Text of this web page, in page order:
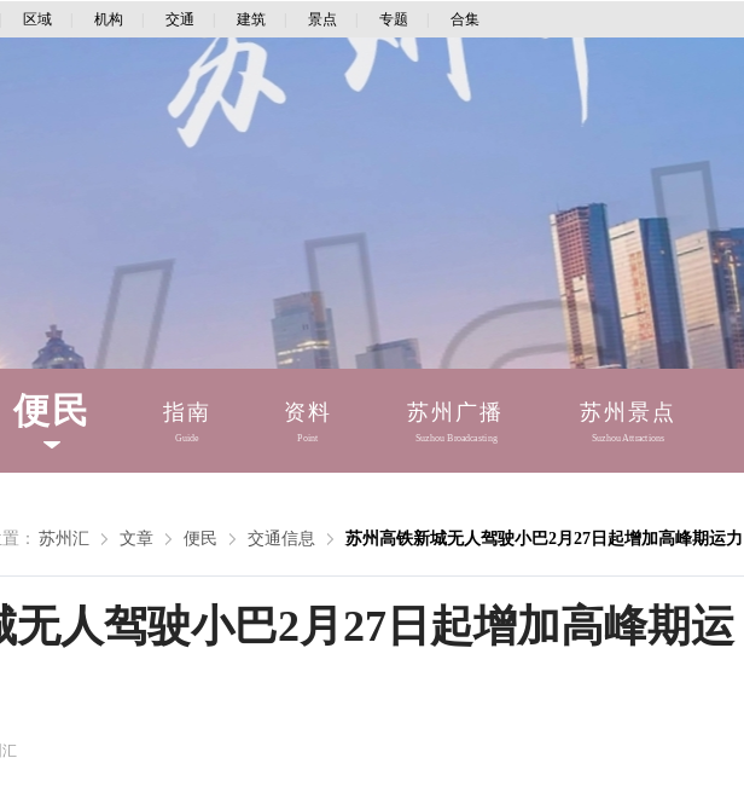
区域 机构 交通 建筑 景点 专题 合集
便民 指南
Guide
资料
Point
苏州广播
Suzhou Broadcasting
苏州景点
Suzhou Attractions
： 苏州汇 文章 便民 交通信息 苏州高铁新城无人驾驶小巴2月27日起增加高峰期运力
无人驾驶小巴2月27日起增加高峰期运